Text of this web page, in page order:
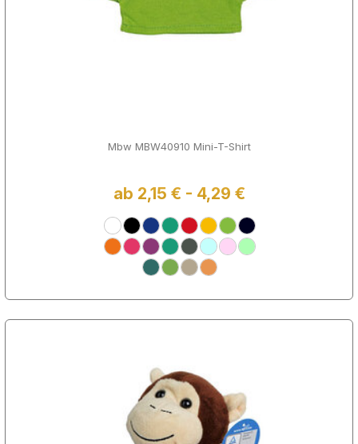
Mbw MBW40910 Mini-T-Shirt
ab 2,15 € - 4,29 €